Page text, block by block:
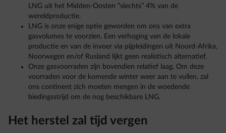
LNG uit het Midden-Oosten “slechts” 4% van de
wereldproductie.
LNG is onze enige optie geworden om ons van extra
gasvolumes te voorzien. Een verhoging van de lokale
productie en van de invoer via pijpleidingen uit Noord-Afrika,
Noorwegen en/of Rusland lijkt geen realistisch alternatief.
Onze gasvoorraden zijn bovendien relatief laag. Om deze
voorraden voor de komende winter weer aan te vullen, zal
ons continent zich moeten mengen in de woedende
biedingsstrijd om de nog beschikbare LNG.
Het herstel zal tijd vergen